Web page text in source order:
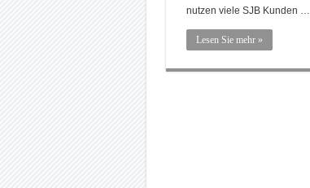
nutzen viele SJB Kunden …
Lesen Sie mehr »